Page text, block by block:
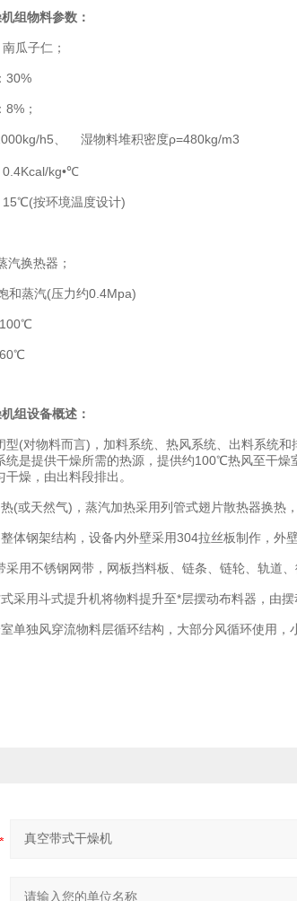
组物料参数：
子仁；
；
h5、 湿物料堆积密度ρ=480kg/m3
kg•℃
按环境温度设计)
换热器；
蒸汽(压力约0.4Mpa)
组设备概述：
对物料而言)，加料系统、热风系统、出料系统和
统是提供干燥所需的热源，提供约100℃热风至干
燥，由出料段排出。
天然气)，蒸汽加热采用列管式翅片散热器换热，
钢架结构，设备内外壁采用304拉丝板制作，外壁
不锈钢网带，网板挡料板、链条、链轮、轨道、
用斗式提升机将物料提升至*层摆动布料器，由摆
独风穿流物料层循环结构，大部分风循环使用，